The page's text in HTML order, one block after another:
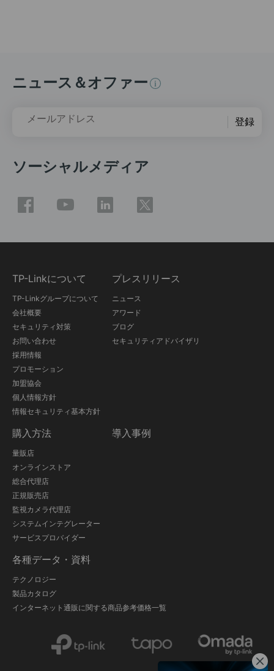
ニュース＆オファー
メールアドレス 登録
ソーシャルメディア
TP-Linkについて
TP-Linkグループについて
会社概要
セキュリティ対策
お問い合わせ
採用情報
プロモーション
加盟協会
個人情報方針
情報セキュリティ基本方針
プレスリリース
ニュース
アワード
ブログ
セキュリティアドバイザリ
購入方法
量販店
オンラインストア
総合代理店
正規販売店
監視カメラ代理店
システムインテグレーター
サービスプロバイダー
導入事例
各種データ・資料
テクノロジー
製品カタログ
インターネット通販に関する商品参考価格一覧